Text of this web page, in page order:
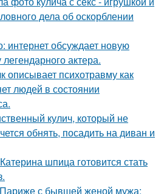
дела об оскорблении
интернет обсуждает новую
актера.
описывает психотравму как
людей в состоянии
кулич, который не
обнять, посадить на диван и
шпица готовится стать
с бывшей женой мужа: